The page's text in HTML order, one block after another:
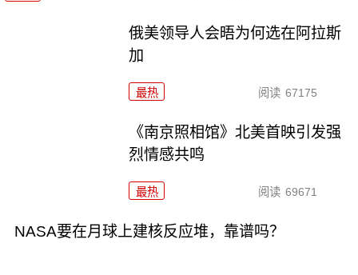
俄美领导人会晤为何选在阿拉斯
加
最热 阅读 67175
《南京照相馆》北美首映引发强
烈情感共鸣
最热 阅读 69671
NASA要在月球上建核反应堆，靠谱吗？